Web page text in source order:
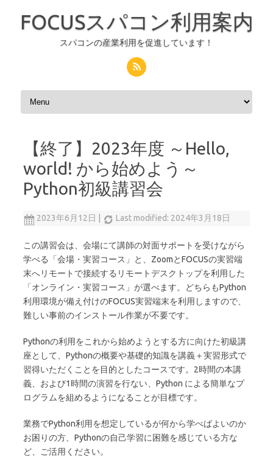
FOCUSスパコン利用案内
スパコンの産業利用を促進しています！
コンテンツへスキップ
【終了】2023年度 ～Hello,
world! から始めよう～
Python初級講習会
2023年6月12日 Last modified: 2024年3月18日
この講習会は、会場にて講師の対面サポートを受けながら
学べる「会場・実習コース」と、ZoomとFOCUSの実習端
末へリモートで接続するリモートデスクトップを利用した
「オンライン・実習コース」が選べます。どちらもPython
利用環境が備え付けのFOCUS実習端末を利用しますので、
難しい事前のインストール作業が不要です。
Pythonの利用をこれから始めようとする方に向けた初級講
座として、Pythonの概要や基礎的知識を講義＋実習形式で
習得いただくことを目的としたコースです。2時間の本講
義、および1時間の演習を行ない、Python による簡単なプ
ログラムを組めるようになることが目標です。
業務でPython利用を想定しているが何から学べばよいのか
お困りの方、Pythonの自己学習に困難を感じている方な
ど、ご活用ください。